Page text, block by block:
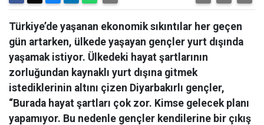
Türkiye’de yaşanan ekonomik sıkıntılar her geçen
gün artarken, ülkede yaşayan gençler yurt dışında
yaşamak istiyor. Ülkedeki hayat şartlarının
zorluğundan kaynaklı yurt dışına gitmek
istediklerinin altını çizen Diyarbakırlı gençler,
“Burada hayat şartları çok zor. Kimse gelecek planı
yapamıyor. Bu nedenle gençler kendilerine bir çıkış